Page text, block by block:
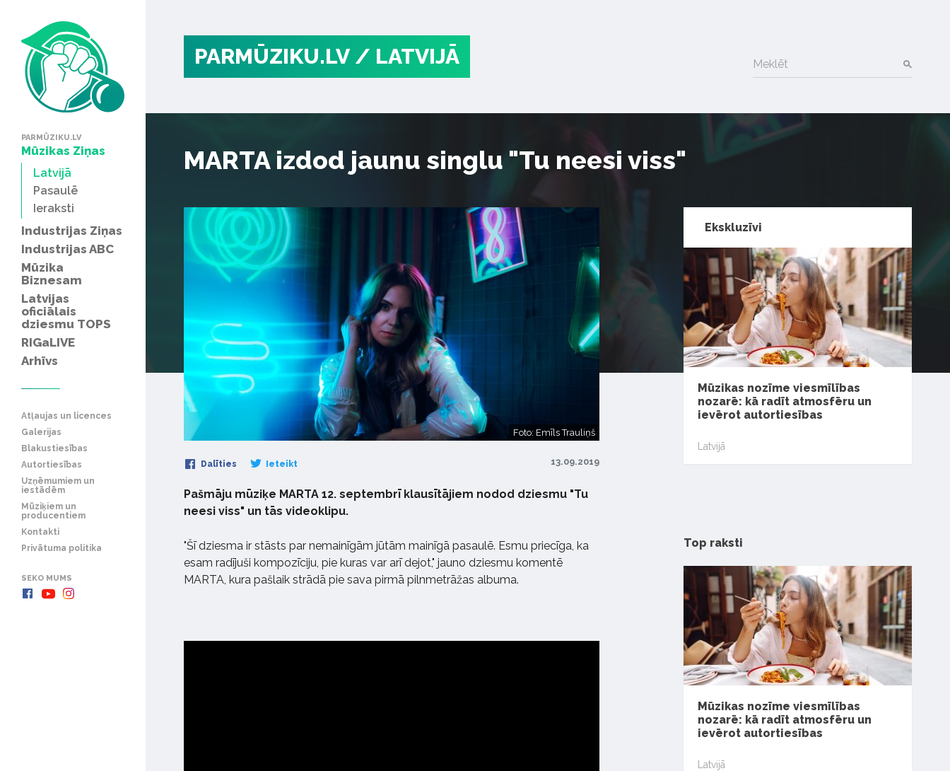
PARMŪZIKU.LV
Mūzikas Ziņas
Latvijā
Pasaulē
Ieraksti
Industrijas Ziņas
Industrijas ABC
Mūzika
Biznesam
Latvijas
oficiālais
dziesmu TOPS
RIGaLIVE
Arhīvs
Atļaujas un licences
Galerijas
Blakustiesības
Autortiesības
Uzņēmumiem un
iestādēm
Mūziķiem un
producentiem
Kontakti
Privātuma politika
SEKO MUMS
PARMŪZIKU.LV / LATVIJĀ Meklēt
MARTA izdod jaunu singlu "Tu neesi viss"
Foto: Emīls Trauliņš
Dalīties Ieteikt 13.09.2019
Pašmāju mūziķe MARTA 12. septembrī klausītājiem nodod dziesmu "Tu
neesi viss" un tās videoklipu.
"Šī dziesma ir stāsts par nemainīgām jūtām mainīgā pasaulē. Esmu priecīga, ka
esam radījuši kompozīciju, pie kuras var arī dejot," jauno dziesmu komentē
MARTA, kura pašlaik strādā pie sava pirmā pilnmetrāžas albuma.
Ekskluzīvi
Mūzikas nozīme viesmīlības
nozarē: kā radīt atmosfēru un
ievērot autortiesības
Latvijā
Top raksti
Mūzikas nozīme viesmīlības
nozarē: kā radīt atmosfēru un
ievērot autortiesības
Latvijā